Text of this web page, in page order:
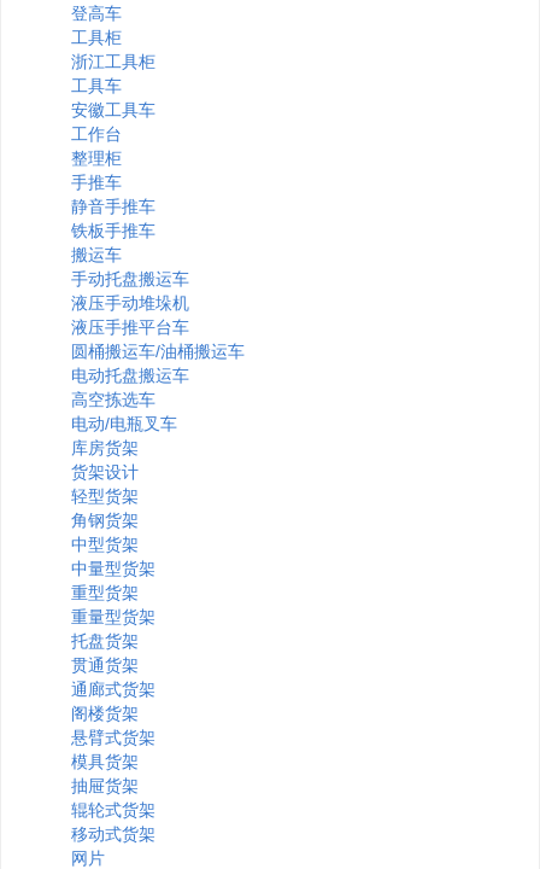
登高车
工具柜
浙江工具柜
工具车
安徽工具车
工作台
整理柜
手推车
静音手推车
铁板手推车
搬运车
手动托盘搬运车
液压手动堆垛机
液压手推平台车
圆桶搬运车/油桶搬运车
电动托盘搬运车
高空拣选车
电动/电瓶叉车
库房货架
货架设计
轻型货架
角钢货架
中型货架
中量型货架
重型货架
重量型货架
托盘货架
贯通货架
通廊式货架
阁楼货架
悬臂式货架
模具货架
抽屉货架
辊轮式货架
移动式货架
网片